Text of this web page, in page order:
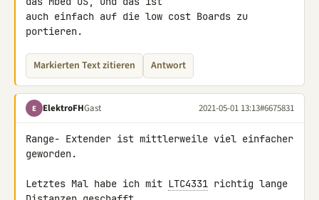
auch einfach auf die low cost Boards zu
portieren.
Markierten Text zitieren Antwort
E ElektroFHGast 2021-05-01 13:13#6675831
Range- Extender ist mittlerweile viel einfacher
geworden.
Letztes Mal habe ich mit LTC4331 richtig lange